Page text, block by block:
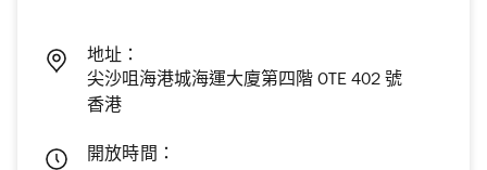
地址：
尖沙咀海港城海運大廈第四階 OTE 402 號
香港
開放時間：